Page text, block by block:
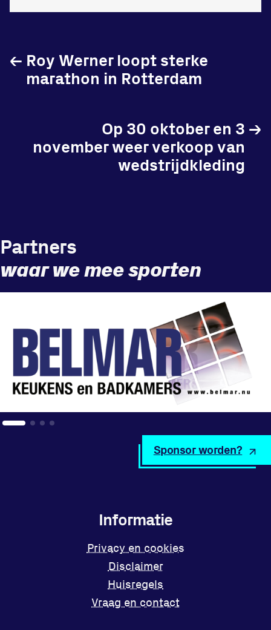
Roy Werner loopt sterke
marathon in Rotterdam
←
Op 30 oktober en 3
november weer verkoop van
wedstrijdkleding
→
Informatie
Privacy en cookies
Disclaimer
Huisregels
Vraag en contact
Partners
waar we mee sporten
Sponsor worden?